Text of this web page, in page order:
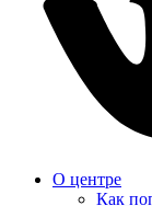
О центре
Как